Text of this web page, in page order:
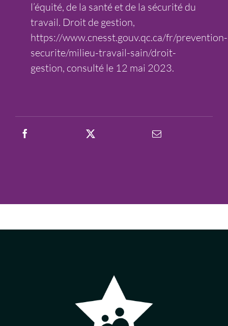
l’équité, de la santé et de la sécurité du
travail. Droit de gestion,
https://www.cnesst.gouv.qc.ca/fr/prevention-
securite/milieu-travail-sain/droit-
gestion, consulté le 12 mai 2023.